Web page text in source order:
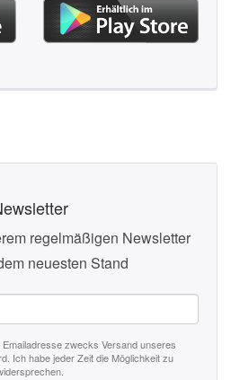
regelmäßigen Newsletter
neuesten Stand
zwecks Versand unseres
Ich habe jeder Zeit die Möglichkeit zu